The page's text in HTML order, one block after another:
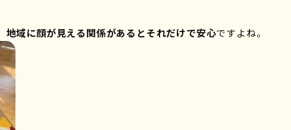
地域に顔が見える関係があるとそれだけで安心ですよね。